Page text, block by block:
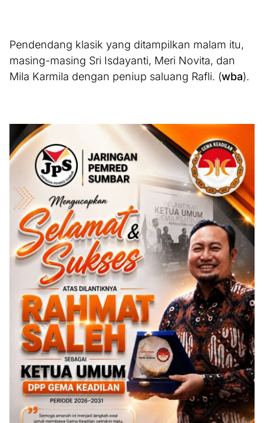
Pendendang klasik yang ditampilkan malam itu,
masing-masing Sri Isdayanti, Meri Novita, dan
Mila Karmila dengan peniup saluang Rafli. (wba).